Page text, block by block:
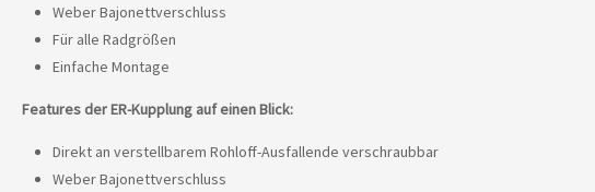
Weber Bajonettverschluss
Für alle Radgrößen
Einfache Montage
Features der ER-Kupplung auf einen Blick:
Direkt an verstellbarem Rohloff-Ausfallende verschraubbar
Weber Bajonettverschluss